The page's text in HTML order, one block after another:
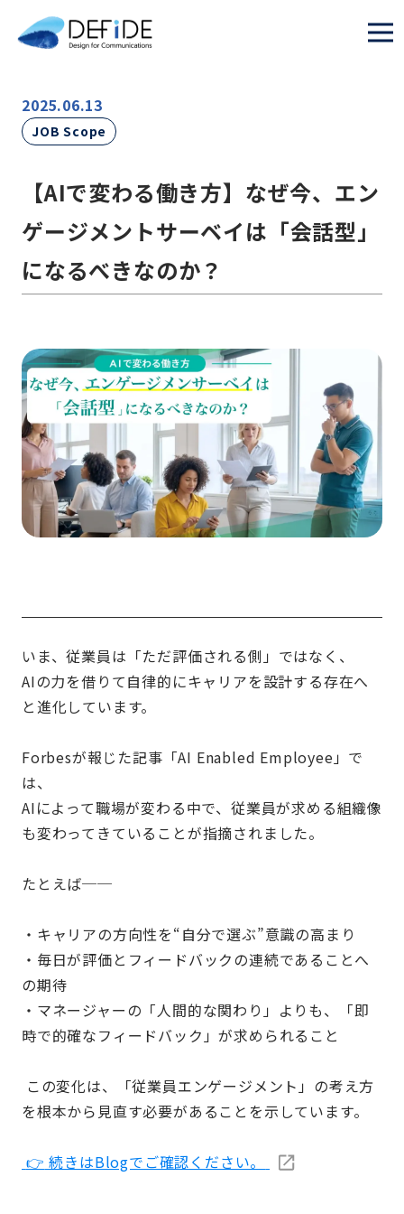
2025.06.13
JOB Scope
【AIで変わる働き方】なぜ今、エン
ゲージメントサーベイは「会話型」
になるべきなのか？
いま、従業員は「ただ評価される側」ではなく、
AIの力を借りて自律的にキャリアを設計する存在へ
と進化しています。
Forbesが報じた記事「AI Enabled Employee」で
は、
AIによって職場が変わる中で、従業員が求める組織像
も変わってきていることが指摘されました。
たとえば──
・キャリアの方向性を“自分で選ぶ”意識の高まり
・毎日が評価とフィードバックの連続であることへ
の期待
・マネージャーの「人間的な関わり」よりも、「即
時で的確なフィードバック」が求められること
この変化は、「従業員エンゲージメント」の考え方
を根本から見直す必要があることを示しています。
👉 続きはBlogでご確認ください。